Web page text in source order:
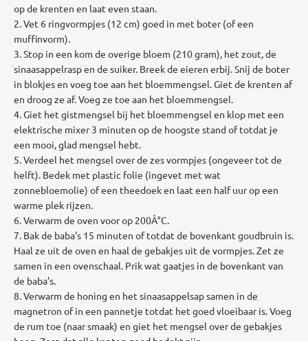
op de krenten en laat even staan.
2. Vet 6 ringvormpjes (12 cm) goed in met boter (of een
muffinvorm).
3. Stop in een kom de overige bloem (210 gram), het zout, de
sinaasappelrasp en de suiker. Breek de eieren erbij. Snij de boter
in blokjes en voeg toe aan het bloemmengsel. Giet de krenten af
en droog ze af. Voeg ze toe aan het bloemmengsel.
4. Giet het gistmengsel bij het bloemmengsel en klop met een
elektrische mixer 3 minuten op de hoogste stand of totdat je
een mooi, glad mengsel hebt.
5. Verdeel het mengsel over de zes vormpjes (ongeveer tot de
helft). Bedek met plastic folie (ingevet met wat
zonnebloemolie) of een theedoek en laat een half uur op een
warme plek rijzen.
6. Verwarm de oven voor op 200Â°C.
7. Bak de baba’s 15 minuten of totdat de bovenkant goudbruin is.
Haal ze uit de oven en haal de gebakjes uit de vormpjes. Zet ze
samen in een ovenschaal. Prik wat gaatjes in de bovenkant van
de baba’s.
8. Verwarm de honing en het sinaasappelsap samen in de
magnetron of in een pannetje totdat het goed vloeibaar is. Voeg
de rum toe (naar smaak) en giet het mengsel over de gebakjes